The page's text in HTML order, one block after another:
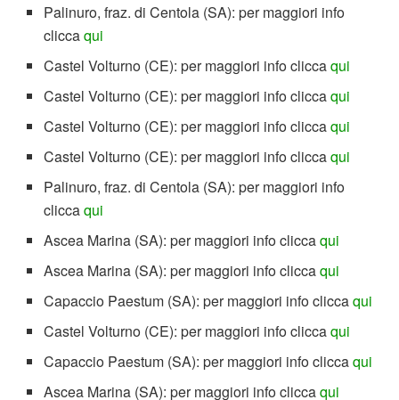
Palinuro, fraz. di Centola (SA): per maggiori info
cliccaqui
Castel Volturno (CE): per maggiori info cliccaqui
Castel Volturno (CE): per maggiori info cliccaqui
Castel Volturno (CE): per maggiori info cliccaqui
Castel Volturno (CE): per maggiori info cliccaqui
Palinuro, fraz. di Centola (SA): per maggiori info
cliccaqui
Ascea Marina (SA): per maggiori info cliccaqui
Ascea Marina (SA): per maggiori info cliccaqui
Capaccio Paestum (SA): per maggiori info cliccaqui
Castel Volturno (CE): per maggiori info cliccaqui
Capaccio Paestum (SA): per maggiori info cliccaqui
Ascea Marina (SA): per maggiori info cliccaqui